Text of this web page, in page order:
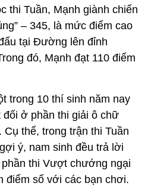
thi Tuần, Mạnh giành chiến
– 345, là mức điểm cao
tại Đường lên đỉnh
đó, Mạnh đạt 110 điểm
trong 10 thí sinh năm nay
ở phần thi giải ô chữ
thể, trong trận thi Tuần
ý, nam sinh đều trả lời
thi Vượt chướng ngại
điểm số với các bạn chơi.